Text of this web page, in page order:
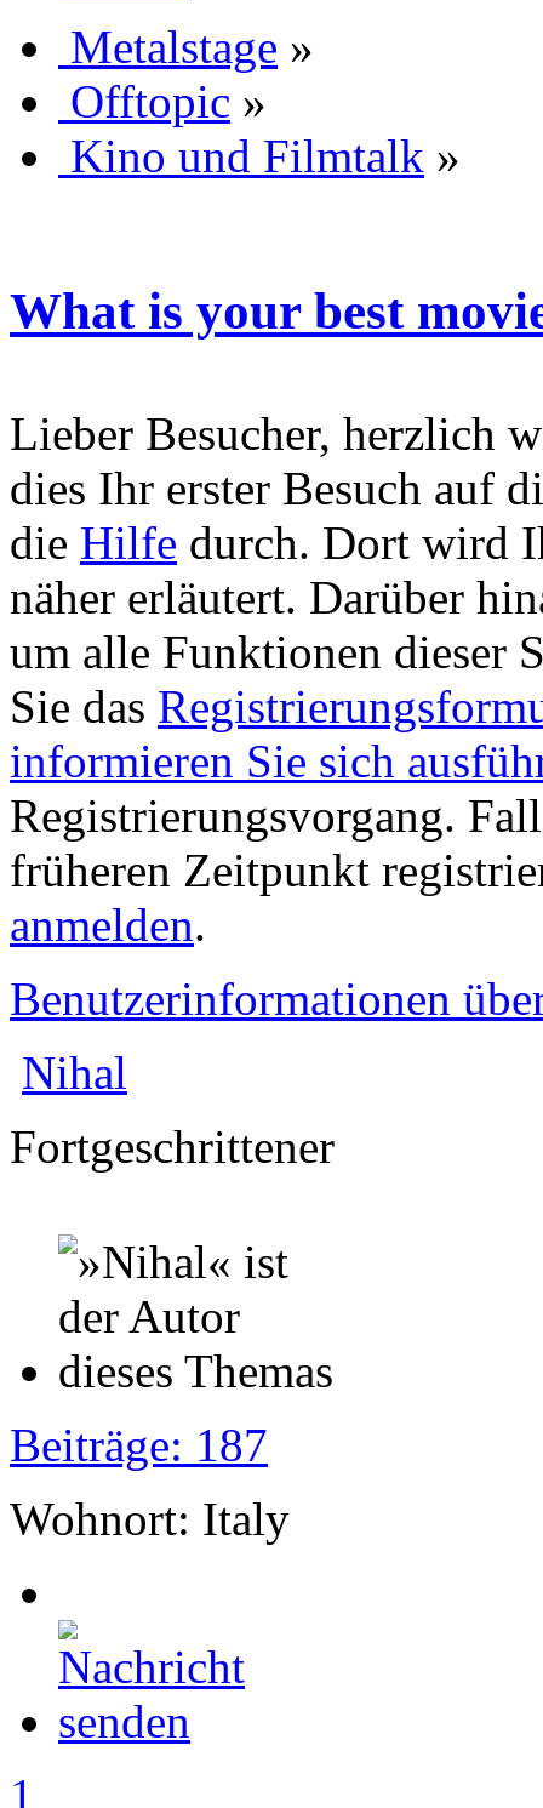
Metalstage »
Offtopic »
Kino und Filmtalk »
What is your best
Lieber Besucher, herzlich
dies Ihr erster Besuch auf
die Hilfe durch. Dort wird
näher erläutert. Darüber
um alle Funktionen dieser
Sie das
informieren Sie sich
Registrierungsvorgang.
früheren Zeitpunkt
anmelden.
Benutzerinformationen
Nihal
Fortgeschrittener
Beiträge: 187
Wohnort: Italy
1